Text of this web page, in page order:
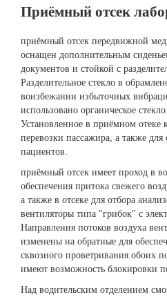
Приёмный отсек
приёмный отсек передвижной
оснащен дополнительным
документов и стойкой с
Разделительное стекло в
воизбежании избыточных
использовано органическое
Установленное в приёмном отеке
перевозки пассажира, а также
пациентов.
приёмный отсек имеет проход в
обеспечения притока свежего
а также в отсеке для отбора
вентиляторы типа "грибок" с
Направления потоков воздуха
изменены на обратные для
сквозного проветривания обоих
имеют возможность блокировки
Над водительским отделением